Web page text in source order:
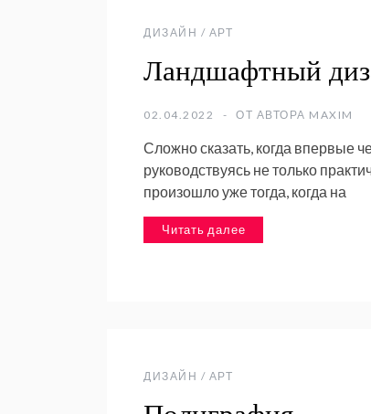
ДИЗАЙН / АРТ
Ландшафтный
02.04.2022 ОТ АВТОРА MAXIM
Сложно сказать, когда впервые
руководствуясь не только
произошло уже тогда, когда на
Читать далее
ДИЗАЙН / АРТ